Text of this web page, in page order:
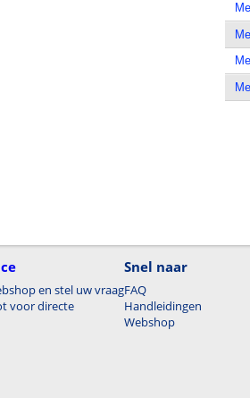
en stel uw vraag
voor directe
Snel naar
FAQ
Handleidingen
Webshop